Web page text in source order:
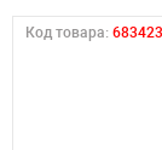
Код товара: 683423